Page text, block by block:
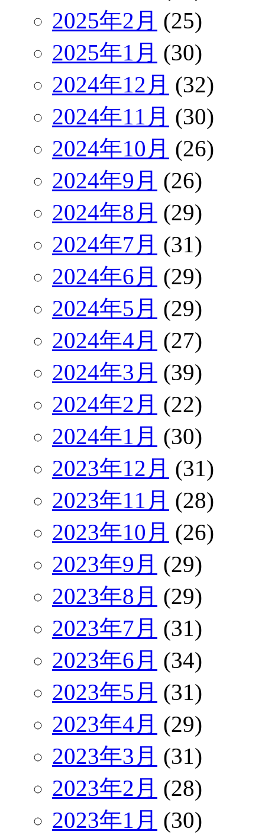
2025年2月 (25)
2025年1月 (30)
2024年12月 (32)
2024年11月 (30)
2024年10月 (26)
2024年9月 (26)
2024年8月 (29)
2024年7月 (31)
2024年6月 (29)
2024年5月 (29)
2024年4月 (27)
2024年3月 (39)
2024年2月 (22)
2024年1月 (30)
2023年12月 (31)
2023年11月 (28)
2023年10月 (26)
2023年9月 (29)
2023年8月 (29)
2023年7月 (31)
2023年6月 (34)
2023年5月 (31)
2023年4月 (29)
2023年3月 (31)
2023年2月 (28)
2023年1月 (30)